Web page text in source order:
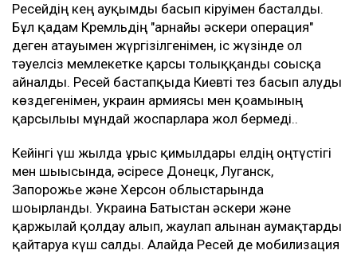
Ресейдің кең ауқымды басып кіруімен басталды.
Бұл қадам Кремльдің "арнайы әскери операция"
деген атауымен жүргізілгенімен, іс жүзінде ол
тәуелсіз мемлекетке қарсы толыққанды соғысқа
айналды. Ресей бастапқыда Киевті тез басып алуды
көздегенімен, украин армиясы мен қоғамының
қарсылығы мұндай жоспарларға жол бермеді..
Кейінгі үш жылда ұрыс қимылдары елдің оңтүстігі
мен шығысында, әсіресе Донецк, Луганск,
Запорожье және Херсон облыстарында
шоғырланды. Украина Батыстан әскери және
қаржылай қолдау алып, жаулап алынған аумақтарды
қайтаруға күш салды. Алайда Ресей де мобилизация